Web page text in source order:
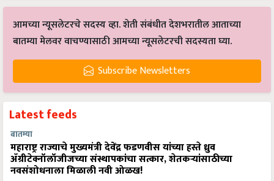
आमच्या न्यूसलेटरचे सदस्य व्हा. शेती संबंधीत देशभरातील आताच्या
बातम्या मेलवर वाचण्यासाठी आमच्या न्यूसलेटरची सदस्यता घ्या.
Subscribe Newsletters
Latest feeds
बातम्या
महाराष्ट्र राज्याचे मुख्यमंत्री देवेंद्र फडणवीस यांच्या हस्ते ध्रुव
ॲग्रीटेक्नॉलॉजीजच्या संस्थापकांचा सत्कार, शेतकऱ्यांसाठीच्या
नवसंशोधनाला मिळाली नवी ओळख!